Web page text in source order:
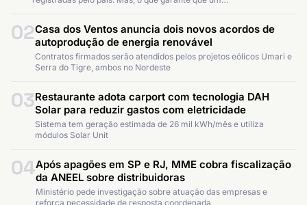
02Casa dos Ventos anuncia dois novos acordos de
autoprodução de energia renovável
Contratos firmados serão atendidos pelos projetos eólicos Umari e
Serra do Tigre, ambos no Nordeste
03Restaurante adota carport com tecnologia DAH
Solar para reduzir gastos com eletricidade
Sistema tem geração estimada de 26 mil kWh/mês e utiliza
módulos Solar Unit
04Após apagões em SP e RJ, MME cobra fiscalização
da ANEEL sobre distribuidoras
Ministério pede investigação sobre atuação das empresas e
reforça necessidade de resposta coordenada